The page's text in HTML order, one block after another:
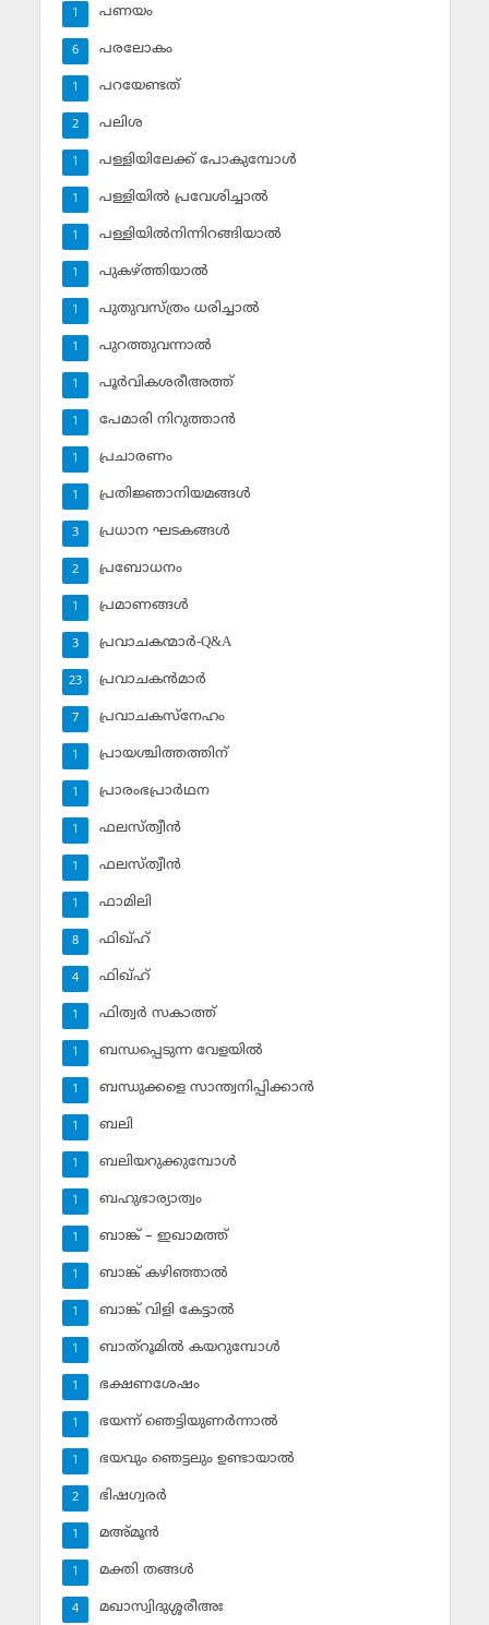
പണയം
1
പരലോകം
6
പറയേണ്ടത്
1
പലിശ
2
പള്ളിയിലേക്ക് പോകുമ്പോള്‍
1
പള്ളിയില്‍ പ്രവേശിച്ചാല്‍
1
പള്ളിയില്‍നിന്നിറങ്ങിയാല്‍
1
പുകഴ്ത്തിയാല്‍
1
പുതുവസ്ത്രം ധരിച്ചാല്‍
1
പുറത്തുവന്നാല്‍
1
പൂര്‍വികശരീഅത്ത്
1
പേമാരി നിറുത്താന്‍
1
പ്രചാരണം
1
പ്രതിജ്ഞാനിയമങ്ങള്‍
1
പ്രധാന ഘടകങ്ങള്‍
3
പ്രബോധനം
2
പ്രമാണങ്ങള്‍
1
പ്രവാചകന്മാര്‍-Q&A
3
പ്രവാചകന്‍മാര്‍
23
പ്രവാചകസ്‌നേഹം
7
പ്രായശ്ചിത്തത്തിന്
1
പ്രാരംഭപ്രാര്‍ഥന
1
ഫലസ്ത്വീൻ
1
ഫലസ്ത്വീൻ
1
ഫാമിലി
1
ഫിഖ്ഹ്
8
ഫിഖ്ഹ്‌
4
ഫിത്വര്‍ സകാത്ത്‌
1
ബന്ധപ്പെടുന്ന വേളയില്‍
1
ബന്ധുക്കളെ സാന്ത്വനിപ്പിക്കാന്‍
1
ബലി
1
ബലിയറുക്കുമ്പോള്‍
1
ബഹുഭാര്യാത്വം
1
ബാങ്ക് – ഇഖാമത്ത്
1
ബാങ്ക് കഴിഞ്ഞാല്‍
1
ബാങ്ക് വിളി കേട്ടാല്‍
1
ബാത്‌റൂമില്‍ കയറുമ്പോള്‍
1
ഭക്ഷണശേഷം
1
ഭയന്ന് ഞെട്ടിയുണര്‍ന്നാല്‍
1
ഭയവും ഞെട്ടലും ഉണ്ടായാല്‍
1
ഭിഷഗ്വരര്‍
2
മഅ്മൂന്‍
1
മക്തി തങ്ങള്‍
1
മഖാസ്വിദുശ്ശരീഅഃ
4